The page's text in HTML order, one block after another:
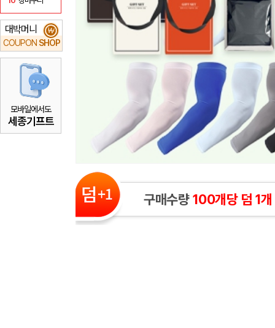
대박머니
COUPON SHOP
₩
모바일에서도
세종기프트
구매수량100개당 덤 1개